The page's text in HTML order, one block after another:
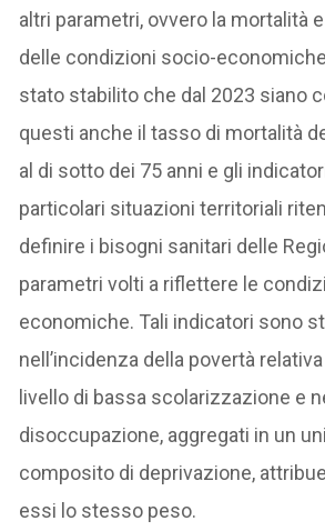
altri parametri, ovvero la mortalità
delle condizioni socio-
stato stabilito che dal 2023 siano
questi anche il tasso di mortalità
al di sotto dei 75 anni e gli
particolari situazioni territoriali
definire i bisogni sanitari delle
parametri volti a riflettere le
economiche. Tali indicatori sono
nell’incidenza della povertà
livello di bassa scolarizzazione e
disoccupazione, aggregati in un
composito di deprivazione,
essi lo stesso peso.